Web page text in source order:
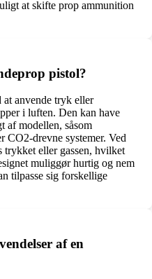
at skifte prop ammunition
pistol?
anvende tryk eller
i luften. Den kan have
af modellen, såsom
CO2-drevne systemer. Ved
eller gassen, hvilket
muliggør hurtig og nem
tilpasse sig forskellige
af en